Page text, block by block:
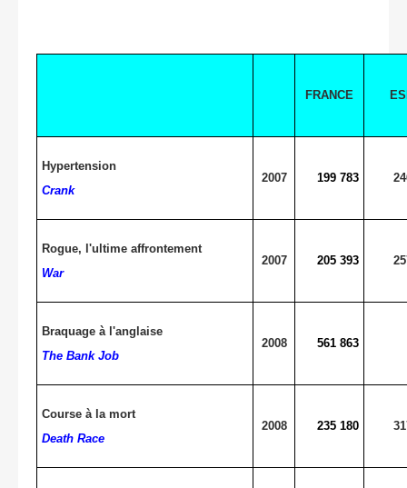
FRANCE
Hypertension
Crank
2007 199 783
Rogue, l'ultime affrontement
War
2007 205 393
Braquage à l'anglaise
The Bank Job
2008 561 863
Course à la mort
Death Race
2008 235 180